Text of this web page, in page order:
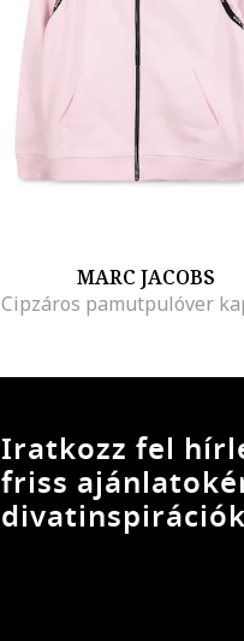
MARC JACOBS
Iratkozz fel
friss